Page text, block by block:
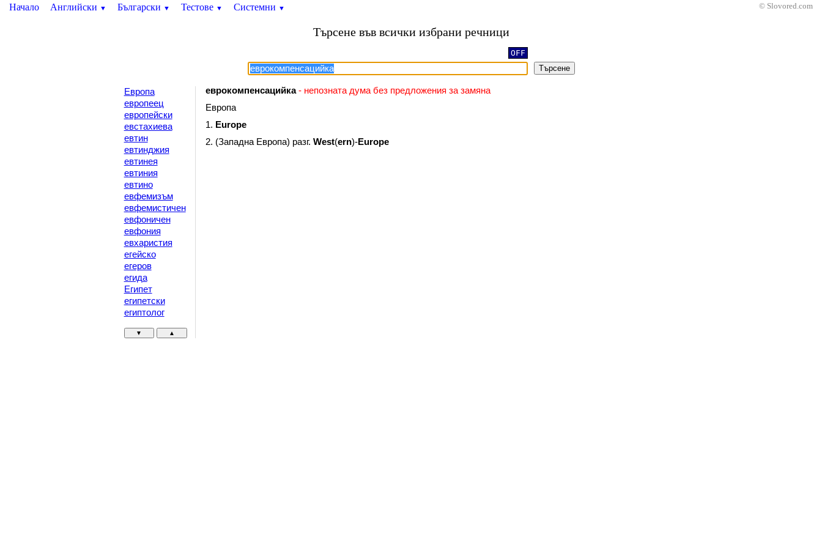
Начало Английски ▼ Български ▼ Тестове ▼ Системни ▼ © Slovored.com
Търсене във всички избрани речници
OFF
Търсене
Европа
европеец
европейски
евстахиева
евтин
евтинджия
евтинея
евтиния
евтино
евфемизъм
евфемистичен
евфоничен
евфония
евхаристия
егейско
егеров
егида
Египет
египетски
египтолог
▼ ▲
еврокомпенсацийка- непозната дума без предложения за замяна
Европа
1. Europe
2. (Западна Европа) разг. West(ern)-Europe